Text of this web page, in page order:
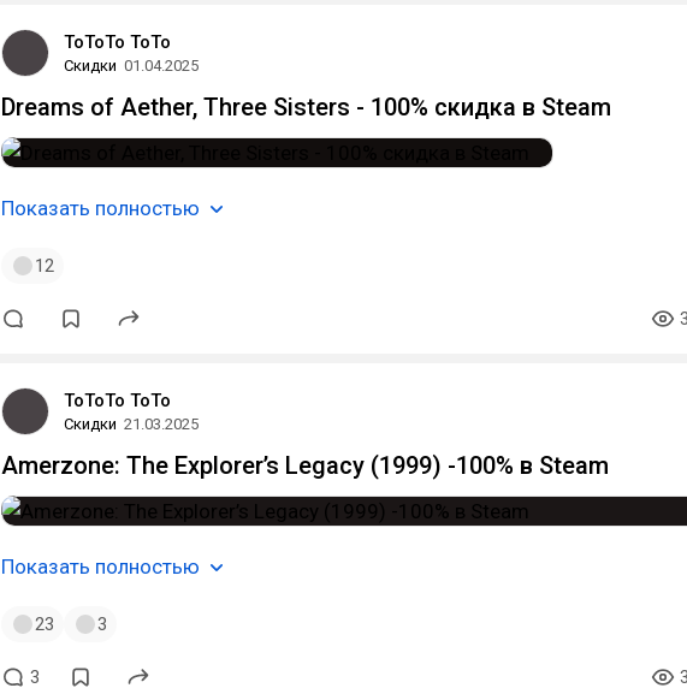
ToToTo ToTo
Скидки 01.04.2025
Dreams of Aether, Three Sisters - 100% скидка в Steam
Показать полностью
12
ToToTo ToTo
Скидки 21.03.2025
Amerzone: The Explorer’s Legacy (1999) -100% в Steam
Показать полностью
23 3
3